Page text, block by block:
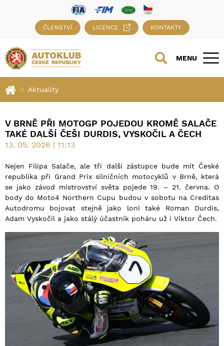
ČLENSTVÍ LICENCE KONTAKTY
MENU
Aktuality
V BRNĚ PŘI MOTOGP POJEDOU KROMĚ SALAČE
TAKÉ DALŠÍ ČEŠI DURDIS, VYSKOČIL A ČECH
13. 05. 2026 | 11:13
Nejen Filipa Salače, ale tři další zástupce bude mít České
republika při Grand Prix silničních motocyklů v Brně, která
se jako závod mistrovství světa pojede 19. – 21. června. O
body do Moto4 Northern Cupu budou v sobotu na Creditas
Autodromu bojovat stejně jako loni také Roman Durdis,
Adam Vyskočil a jako stálý účastník poháru už i Viktor Čech.